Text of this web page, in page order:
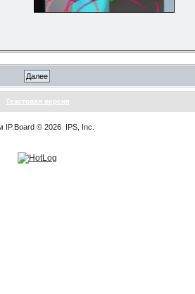
Текстовая версия
IP.Board © 2026 IPS, Inc